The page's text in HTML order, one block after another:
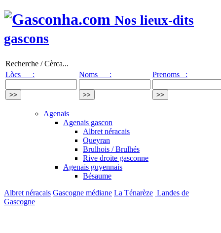
Nos lieux-dits
gascons
Recherche / Cèrca...
Lòcs :
Noms : Prenoms :
Agenais
Agenais gascon
Albret néracais
Queyran
Brulhois / Brulhés
Rive droite gasconne
Agenais guyennais
Bésaume
Albret néracais Gascogne médiane La Ténarèze Landes de
Gascogne